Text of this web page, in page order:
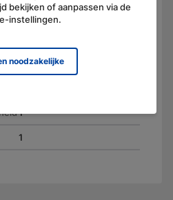
Lithium-ionen
Ja
1
1
bekijken of aanpassen via de
instellingen.
noodzakelijke